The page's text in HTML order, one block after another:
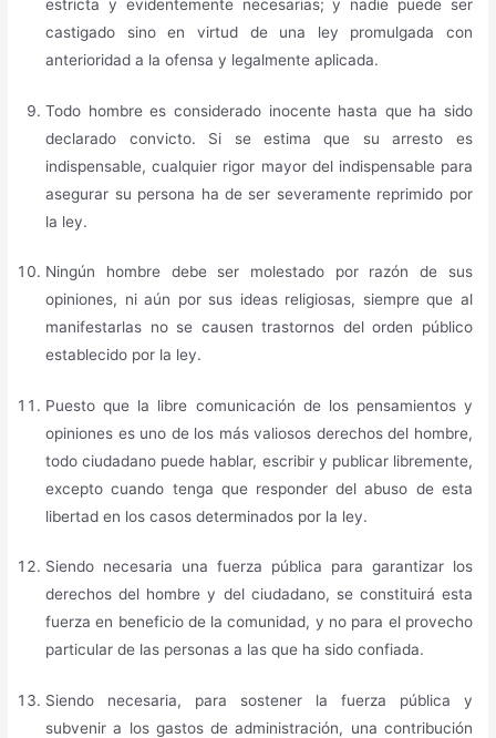
estricta y evidentemente necesarias; y nadie puede ser
castigado sino en virtud de una ley promulgada con
anterioridad a la ofensa y legalmente aplicada.
Todo hombre es considerado inocente hasta que ha sido
declarado convicto. Si se estima que su arresto es
indispensable, cualquier rigor mayor del indispensable para
asegurar su persona ha de ser severamente reprimido por
la ley.
Ningún hombre debe ser molestado por razón de sus
opiniones, ni aún por sus ideas religiosas, siempre que al
manifestarlas no se causen trastornos del orden público
establecido por la ley.
Puesto que la libre comunicación de los pensamientos y
opiniones es uno de los más valiosos derechos del hombre,
todo ciudadano puede hablar, escribir y publicar libremente,
excepto cuando tenga que responder del abuso de esta
libertad en los casos determinados por la ley.
Siendo necesaria una fuerza pública para garantizar los
derechos del hombre y del ciudadano, se constituirá esta
fuerza en beneficio de la comunidad, y no para el provecho
particular de las personas a las que ha sido confiada.
Siendo necesaria, para sostener la fuerza pública y
subvenir a los gastos de administración, una contribución